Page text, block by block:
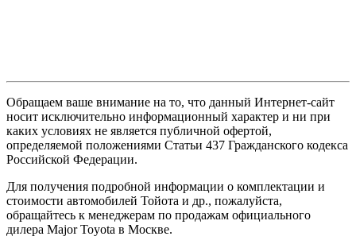
Обращаем ваше внимание на то, что данный Интернет-сайт
носит исключительно информационный характер и ни при
каких условиях не является публичной офертой,
определяемой положениями Статьи 437 Гражданского кодекса
Российской Федерации.
Для получения подробной информации о комплектации и
стоимости автомобилей Тойота и др., пожалуйста,
обращайтесь к менеджерам по продажам официального
дилера Major Toyota в Москве.